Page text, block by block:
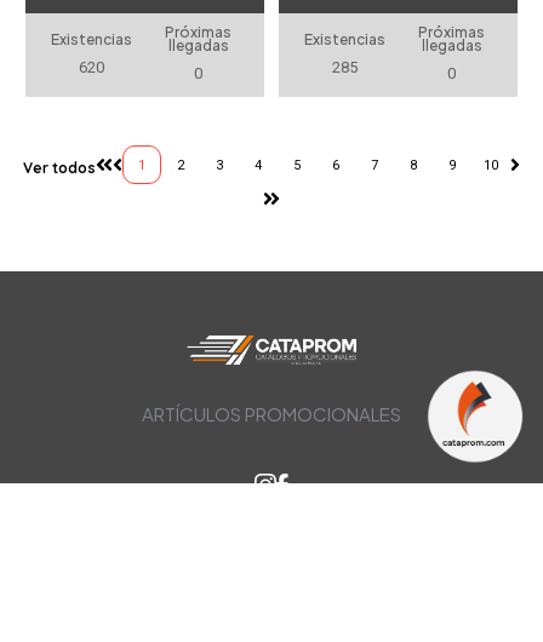
Existencias
620
Próximas
llegadas
0
Existencias
285
Próximas
llegadas
0
Ver todos 1 2 3 4 5 6 7 8 9 10
ARTÍCULOS PROMOCIONALES